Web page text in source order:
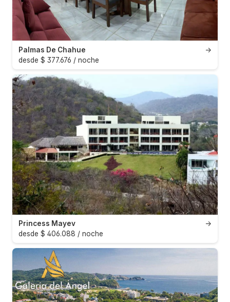
→
Palmas De Chahue
desde $ 377.676 / noche
→
Princess Mayev
desde $ 406.088 / noche